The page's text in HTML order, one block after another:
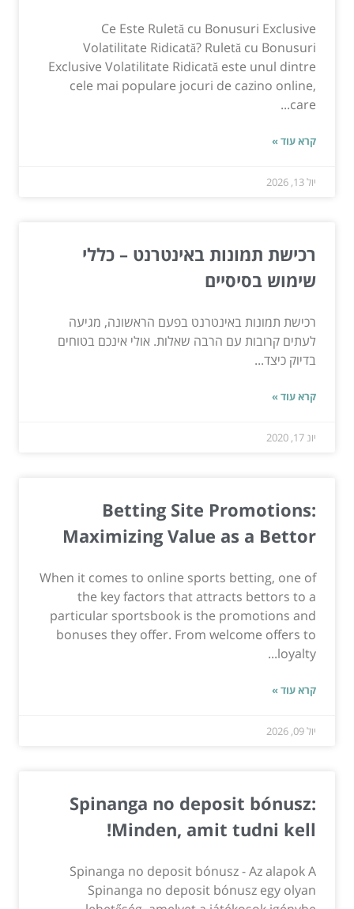
Ce Este Ruletă cu Bonusuri Exclusive
Volatilitate Ridicată? Ruletă cu Bonusuri
Exclusive Volatilitate Ridicată este unul dintre
cele mai populare jocuri de cazino online,
care...
קרא עוד »
יול 13, 2026
רכישת תמונות באינטרנט – כללי
שימוש בסיסיים
רכישת תמונות באינטרנט בפעם הראשונה, מגיעה
לעתים קרובות עם הרבה שאלות. אולי אינכם בטוחים
בדיוק כיצד...
קרא עוד »
יונ 17, 2020
Betting Site Promotions:
Maximizing Value as a Bettor
When it comes to online sports betting, one of
the key factors that attracts bettors to a
particular sportsbook is the promotions and
bonuses they offer. From welcome offers to
loyalty...
קרא עוד »
יול 09, 2026
Spinanga no deposit bónusz:
Minden, amit tudni kell!
Spinanga no deposit bónusz - Az alapok A
Spinanga no deposit bónusz egy olyan